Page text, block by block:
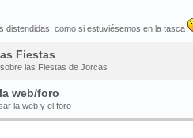
distendidas, como si estuviésemos en la tasca
Fiestas
las Fiestas de Jorcas
web/foro
la web y el foro